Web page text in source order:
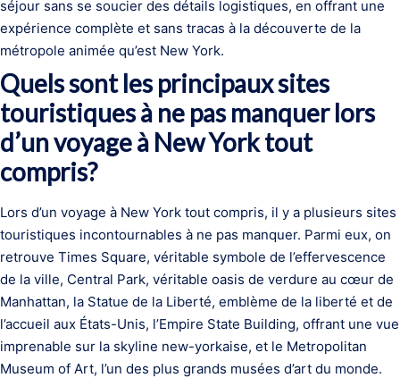
séjour sans se soucier des détails logistiques, en offrant une
expérience complète et sans tracas à la découverte de la
métropole animée qu’est New York.
Quels sont les principaux sites
touristiques à ne pas manquer lors
d’un voyage à New York tout
compris?
Lors d’un voyage à New York tout compris, il y a plusieurs sites
touristiques incontournables à ne pas manquer. Parmi eux, on
retrouve Times Square, véritable symbole de l’effervescence
de la ville, Central Park, véritable oasis de verdure au cœur de
Manhattan, la Statue de la Liberté, emblème de la liberté et de
l’accueil aux États-Unis, l’Empire State Building, offrant une vue
imprenable sur la skyline new-yorkaise, et le Metropolitan
Museum of Art, l’un des plus grands musées d’art du monde.